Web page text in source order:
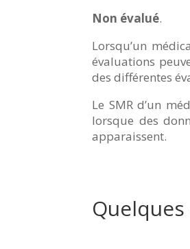
Non évalué.
Lorsqu’un
évaluations
des différentes
Le SMR d’un
lorsque des
apparaissent.